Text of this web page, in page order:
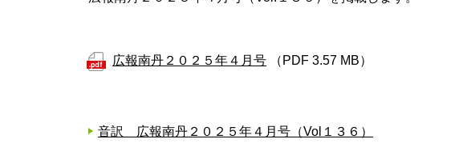
広報南丹２０２５年４月号 （PDF 3.57 MB）
音訳 広報南丹２０２５年４月号（Vol１３６）